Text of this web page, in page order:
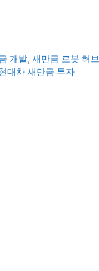
개발,새만금 로봇 허브
대차 새만금 투자